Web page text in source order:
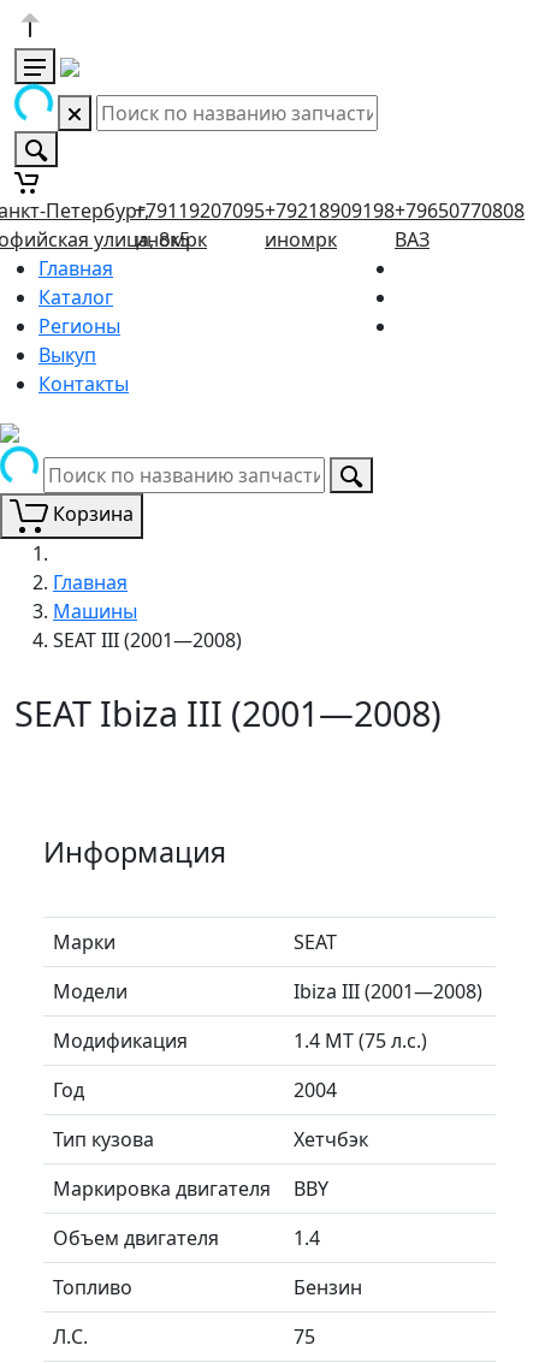
Петербург,
улица, 8к5
+79119207095
иномрк
+79218909198
иномрк
+79650770808
ВАЗ
Главная
Каталог
Регионы
Выкуп
Контакты
Корзина
Главная
Машины
SEAT III (2001—2008)
SEAT Ibiza III (2001—2008)
Информация
Марки
SEAT
Модели
Ibiza III (2001—2008)
Модификация
1.4 MT (75 л.с.)
Год
2004
Тип кузова
Хетчбэк
Маркировка двигателя
BBY
Объем двигателя
1.4
Топливо
Бензин
Л.C.
75